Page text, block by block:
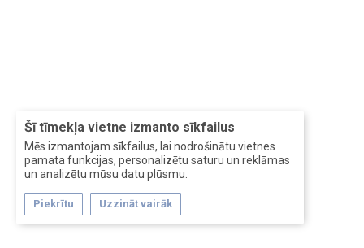
Šī tīmekļa vietne izmanto sīkfailus
Mēs izmantojam sīkfailus, lai nodrošinātu vietnes
pamata funkcijas, personalizētu saturu un reklāmas
un analizētu mūsu datu plūsmu.
Piekrītu Uzzināt vairāk